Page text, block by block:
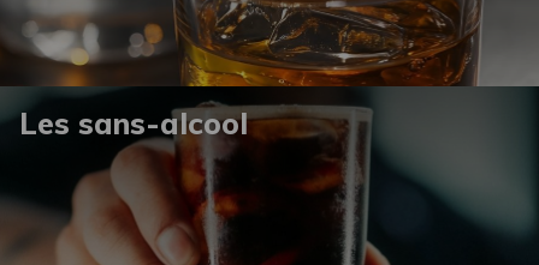
Les sans-alcool